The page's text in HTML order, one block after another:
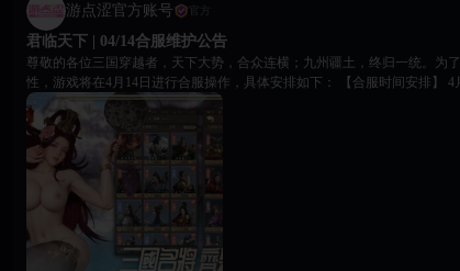
游点涩官方账号 官方
君临天下 | 04/14合服维护公告
尊敬的各位三国穿越者，天下大势，合众连横；九州疆土，终归一统。为
性，游戏将在4月14日进行合服操作，具体安排如下： 【合服时间安排】 4月14日 14:30-16:30期间将暂停
登录，预计耗时2小时。 【合并服务器】 14:30-15:30：【1次合服】69服、70服 15:30-16:30：【2次合服】
1合12区、1合13区 【合并细则】 1. 合服后各国所在的归属国将会重新分配 2. 各位主公角色均将完整保
留，所有资源、武将、进度均会合并至新服 3. 各国的版图将会重置为初始
且7天未登录的账号将会被清理 【合服福利】 为酬谢各位主公，合服完成后登录游戏可在邮件中即可领取
份合服福利。 【重要提醒】 合服后如有问题请联系客服进行反馈，愿诸位主公在新服之中，再遇良将，
重结盟友，共图万里江山！合则力强，战则志昂；九州烽火，共主沉浮。 18Game官方团队 2026年04月14